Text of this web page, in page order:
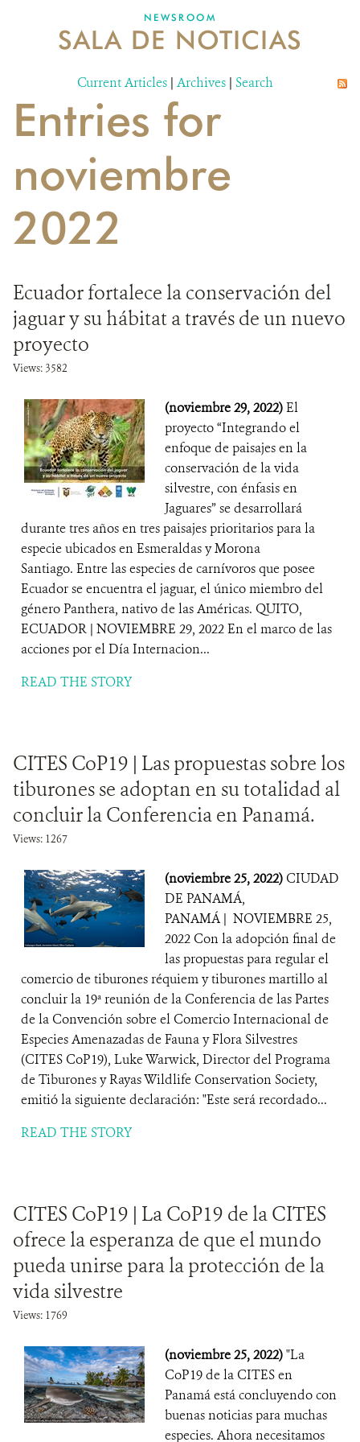
MECANISMO DE ATENCIÓN DE QUEJAS Y RECLAMOS
DONA
NEWSROOM
SALA DE NOTICIAS
Current Articles | Archives | Search
Entries for
noviembre
2022
Ecuador fortalece la conservación del
jaguar y su hábitat a través de un nuevo
proyecto
Views: 3582
(noviembre 29, 2022)El
proyecto “Integrando el
enfoque de paisajes en la
conservación de la vida
silvestre, con énfasis en
Jaguares” se desarrollará
durante tres años en tres paisajes prioritarios para la
especie ubicados en Esmeraldas y Morona
Santiago. Entre las especies de carnívoros que posee
Ecuador se encuentra el jaguar, el único miembro del
género Panthera, nativo de las Américas. QUITO,
ECUADOR | NOVIEMBRE 29, 2022 En el marco de las
acciones por el Día Internacion...
READ THE STORY
CITES CoP19 | Las propuestas sobre los
tiburones se adoptan en su totalidad al
concluir la Conferencia en Panamá.
Views: 1267
(noviembre 25, 2022) CIUDAD
DE PANAMÁ,
PANAMÁ | NOVIEMBRE 25,
2022 Con la adopción final de
las propuestas para regular el
comercio de tiburones réquiem y tiburones martillo al
concluir la 19ª reunión de la Conferencia de las Partes
de la Convención sobre el Comercio Internacional de
Especies Amenazadas de Fauna y Flora Silvestres
(CITES CoP19), Luke Warwick, Director del Programa
de Tiburones y Rayas Wildlife Conservation Society,
emitió la siguiente declaración: "Este será recordado...
READ THE STORY
CITES CoP19 | La CoP19 de la CITES
ofrece la esperanza de que el mundo
pueda unirse para la protección de la
vida silvestre
Views: 1769
(noviembre 25, 2022)"La
CoP19 de la CITES en
Panamá está concluyendo con
buenas noticias para muchas
especies. Ahora necesitamos